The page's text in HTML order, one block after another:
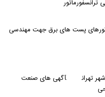
پست های برق جهت مهندسی
تهران
آگهی های صنعت